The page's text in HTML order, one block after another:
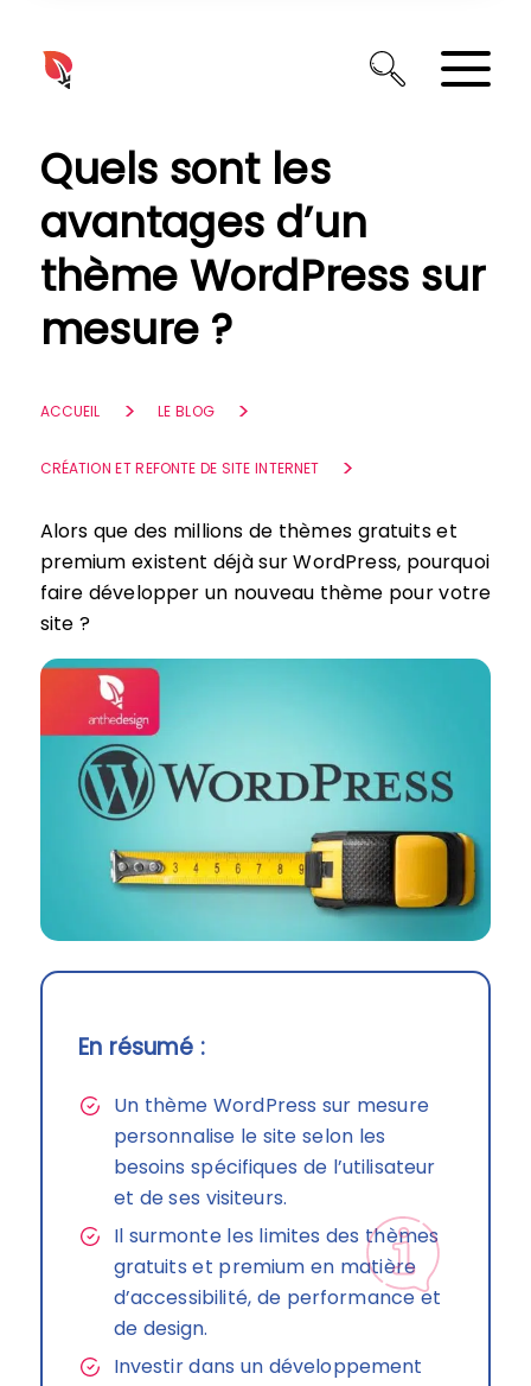
Quels sont les
avantages d’un
thème WordPress sur
mesure ?
ACCUEIL LE BLOG
CRÉATION ET REFONTE DE SITE INTERNET
Alors que des millions de thèmes gratuits et
premium existent déjà sur WordPress, pourquoi
faire développer un nouveau thème pour votre
site ?
En résumé :
Un thème WordPress sur mesure
personnalise le site selon les
besoins spécifiques de l’utilisateur
et de ses visiteurs.
Il surmonte les limites des thèmes
gratuits et premium en matière
d’accessibilité, de performance et
de design.
Investir dans un développement